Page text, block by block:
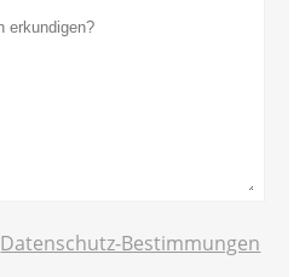
Datenschutz-Bestimmungen